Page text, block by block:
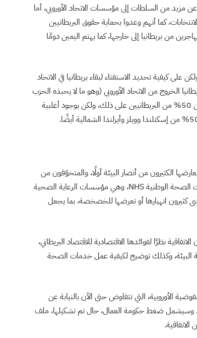
مزيد من السلطات إلى مؤسسات الاتحاد الأوروبي، أما
كما أنهم وعدوا بحماية حقوق البريطانيين
من بريطانيا إلى خارجها، كما يهتم اليمين دومًا
كيفية تحديد الاستفتاء لبقاء بريطانيا في الاتحاد
الخروج من الاتحاد الأوروبي (وهو ما لا يحبذه الحزب
طبعًا)، وهو يعني ألا تخرج بريطانيا من الاتحاد بمجرد تصويت أكثر من 50% من البريطانيين على ذلك، ولكن بوجود أغلبية
الكثيرون من أنصار البيئة أولًا، والمتخوّفون من
همينة واشنطن الاقتصادية ثانيًا، خاصة فيما يخص مؤسسة خدمات الصحة الوطنية NHS، وهي مؤسسات الرعاية الصحية
كثيرون انهيارها أو تعرضها للخصخصة، بما يجعل
نظرًا لفوائدها الاقتصادية للاقتصاد البريطاني،
البيئة، وكذلك توضيح لكيفية عمل خدمات الصحة
الأوروبية، التي تتفاوض حتى الآن بالنيابة عن
وسيشمل ضغط حكومة العمال، حال تم تشكيلها، ملف